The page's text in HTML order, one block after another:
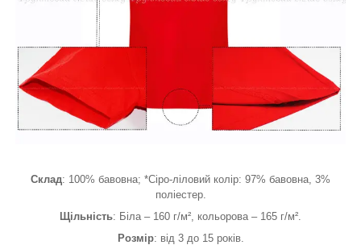
Склад: 100% бавовна; *Сіро-ліловий колір: 97% бавовна, 3%
поліестер.
Щільність: Біла – 160 г/м², кольорова – 165 г/м².
Розмір: від 3 до 15 років.